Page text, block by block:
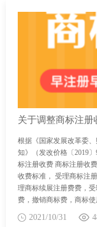
关于调整商标注册
根据《国家发展改革委
知》（发改价格〔2019
标注册收费 商标注册收
收费标准， 受理商标注
理商标续展注册费费，受
费，撤销商标费，商标
2021/10/31